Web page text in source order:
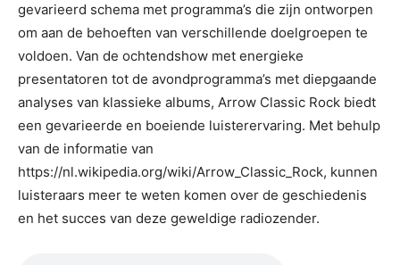
gevarieerd schema met programma’s die zijn ontworpen
om aan de behoeften van verschillende doelgroepen te
voldoen. Van de ochtendshow met energieke
presentatoren tot de avondprogramma’s met diepgaande
analyses van klassieke albums, Arrow Classic Rock biedt
een gevarieerde en boeiende luisterervaring. Met behulp
van de informatie van
https://nl.wikipedia.org/wiki/Arrow_Classic_Rock, kunnen
luisteraars meer te weten komen over de geschiedenis
en het succes van deze geweldige radiozender.